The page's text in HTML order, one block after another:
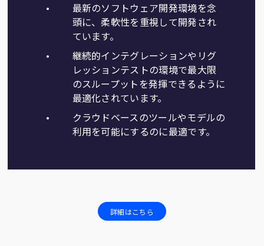
最新のソフトウェア開発環境を念
頭に、柔軟性を重視して開発され
ています。
継続的インテグレーションやリグ
レッションテストの環境で最大限
のスループットを発揮できるように
最適化されています。
クラウドベースのツールやモデルの
利用を可能にするのに最適です。
詳細はこちら